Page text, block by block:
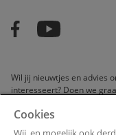
Wil jij nieuwtjes en advies
interesseert? Doen we
Cookies